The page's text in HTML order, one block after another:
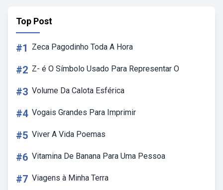
Top Post
#1 Zeca Pagodinho Toda A Hora
#2 Z- é O Símbolo Usado Para Representar O
#3 Volume Da Calota Esférica
#4 Vogais Grandes Para Imprimir
#5 Viver A Vida Poemas
#6 Vitamina De Banana Para Uma Pessoa
#7 Viagens à Minha Terra